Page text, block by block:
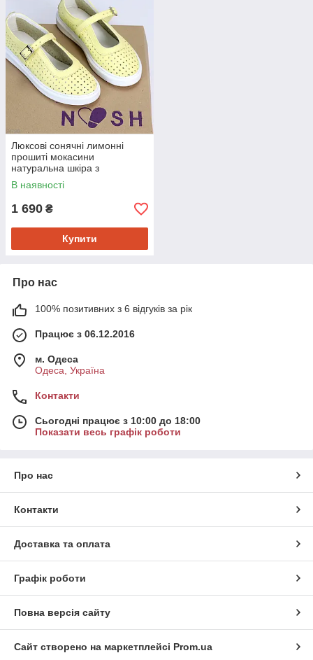
Люксові сонячні лимонні
прошиті мокасини
натуральна шкіра з
перфорацією 39
В наявності
1 690 ₴
Купити
Про нас
100% позитивних з 6 відгуків за рік
Працює з 06.12.2016
м. Одеса
Одеса, Україна
Контакти
Сьогодні працює з 10:00 до 18:00
Показати весь графік роботи
Про нас
Контакти
Доставка та оплата
Графік роботи
Повна версія сайту
Сайт створено на маркетплейсі Prom.ua